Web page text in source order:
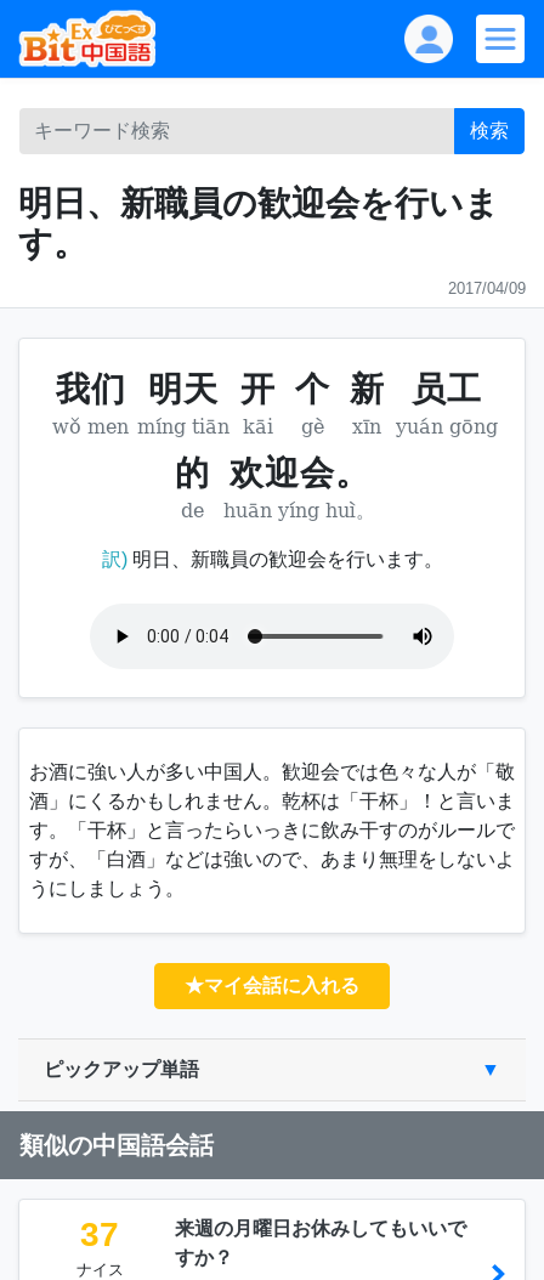
検索
明日、新職員の歓迎会を行いま
す。
2017/04/09
我们 明天 开 个 新 员工
wǒ men míng tiān kāi gè xīn yuán gōng
的 欢迎会。
de huān yíng huì。
訳)明日、新職員の歓迎会を行います。
お酒に強い人が多い中国人。歓迎会では色々な人が「 敬
酒 」にくるかもしれません。乾杯は「 干杯 」！と言いま
す。「 干杯 」と言ったらいっきに飲み干すのがルールで
すが、「 白酒 」などは強いので、あまり無理をしないよ
うにしましょう。
★マイ会話に入れる
ピックアップ単語
類似の中国語会話
37
ナイス
来週の月曜日お休みしてもいいで
すか？